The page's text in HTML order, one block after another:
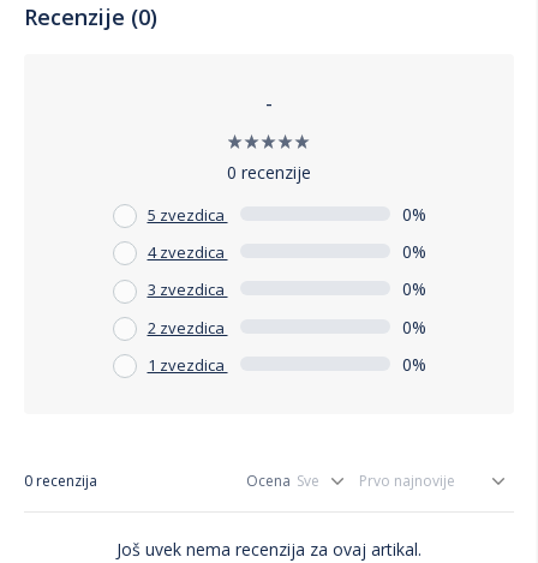
Recenzije (0)
-
0 recenzije
5 zvezdica 0%
4 zvezdica 0%
3 zvezdica 0%
2 zvezdica 0%
1 zvezdica 0%
0 recenzija Ocena
Još uvek nema recenzija za ovaj artikal.